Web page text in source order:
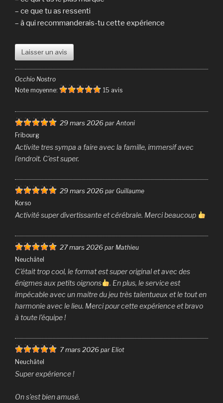
– ce que tu as ressenti
– à qui recommanderais-tu cette expérience
Laisser un avis
Occhio Nostro
Note moyenne:
15 avis
29 mars 2026 par Antoni
Fribourg
Activite tres sympa a faire avec la famille, immersif avec
l'endroit. C'est super.
29 mars 2026 par Guillaume
Korso
Activité super divertissante et cérébrale. Merci beaucoup
27 mars 2026 par Mathieu
Neuchâtel
C'était trop cool, le format est super original et avec des
énigmes aux petits oignons
. En plus, le service est
impécable avec un maitre du jeu très talentueux et le tout en
harmonie avec le lieu. Merci pour cette expérience et bravo
à toute l'équipe !
7 mars 2026 par Eliot
Neuchâtel
Super expérience !
On s'est bien amusé.